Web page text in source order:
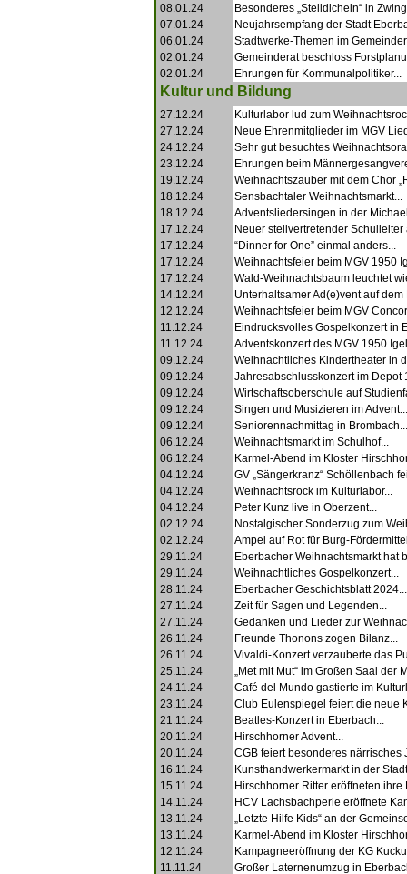
08.01.24
Besonderes „Stelldichein“ in
07.01.24
Neujahrsempfang der Stadt
06.01.24
Stadtwerke-Themen im
02.01.24
Gemeinderat beschloss
02.01.24
Ehrungen für Kommunalpolitiker...
Kultur und Bildung
27.12.24
Kulturlabor lud zum
27.12.24
Neue Ehrenmitglieder im MGV
24.12.24
Sehr gut besuchtes
23.12.24
Ehrungen beim
19.12.24
Weihnachtszauber mit dem Chor
18.12.24
Sensbachtaler Weihnachtsmarkt...
18.12.24
Adventsliedersingen in der
17.12.24
Neuer stellvertretender Schulleiter
17.12.24
“Dinner for One” einmal anders...
17.12.24
Weihnachtsfeier beim MGV 1950
17.12.24
Wald-Weihnachtsbaum leuchtet
14.12.24
Unterhaltsamer Ad(e)vent auf
12.12.24
Weihnachtsfeier beim MGV
11.12.24
Eindrucksvolles Gospelkonzert in
11.12.24
Adventskonzert des MGV 1950
09.12.24
Weihnachtliches Kindertheater in
09.12.24
Jahresabschlusskonzert im Depot
09.12.24
Wirtschaftsoberschule auf
09.12.24
Singen und Musizieren im Advent...
09.12.24
Seniorennachmittag in Brombach...
06.12.24
Weihnachtsmarkt im Schulhof...
06.12.24
Karmel-Abend im Kloster
04.12.24
GV „Sängerkranz“ Schöllenbach
04.12.24
Weihnachtsrock im Kulturlabor...
04.12.24
Peter Kunz live in Oberzent...
02.12.24
Nostalgischer Sonderzug zum
02.12.24
Ampel auf Rot für Burg-
29.11.24
Eberbacher Weihnachtsmarkt hat
29.11.24
Weihnachtliches Gospelkonzert...
28.11.24
Eberbacher Geschichtsblatt 2024...
27.11.24
Zeit für Sagen und Legenden...
27.11.24
Gedanken und Lieder zur
26.11.24
Freunde Thonons zogen Bilanz...
26.11.24
Vivaldi-Konzert verzauberte das
25.11.24
„Met mit Mut“ im Großen Saal der
24.11.24
Café del Mundo gastierte im
23.11.24
Club Eulenspiegel feiert die neue
21.11.24
Beatles-Konzert in Eberbach...
20.11.24
Hirschhorner Advent...
20.11.24
CGB feiert besonderes närrisches
16.11.24
Kunsthandwerkermarkt in der
15.11.24
Hirschhorner Ritter eröffneten ihre
14.11.24
HCV Lachsbachperle eröffnete
13.11.24
„Letzte Hilfe Kids“ an der
13.11.24
Karmel-Abend im Kloster
12.11.24
Kampagneeröffnung der KG
11.11.24
Großer Laternenumzug in